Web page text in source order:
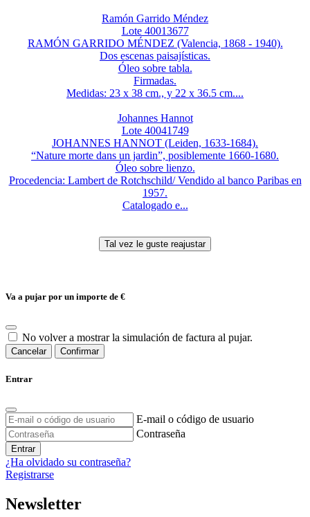
Ramón Garrido Méndez
Lote 40013677
RAMÓN GARRIDO MÉNDEZ (Valencia, 1868 - 1940).
Dos escenas paisajísticas.
Óleo sobre tabla.
Firmadas.
Medidas: 23 x 38 cm., y 22 x 36.5 cm....
Johannes Hannot
Lote 40041749
JOHANNES HANNOT (Leiden, 1633-1684).
“Nature morte dans un jardin”, posiblemente 1660-1680.
Óleo sobre lienzo.
Procedencia: Lambert de Rotchschild/ Vendido al banco Paribas en
1957.
Catalogado e...
Va a pujar por un importe de €
No volver a mostrar la simulación de factura al pujar.
Cancelar Confirmar
Entrar
E-mail o código de usuario
Contraseña
Entrar
¿Ha olvidado su contraseña?
Registrarse
Newsletter